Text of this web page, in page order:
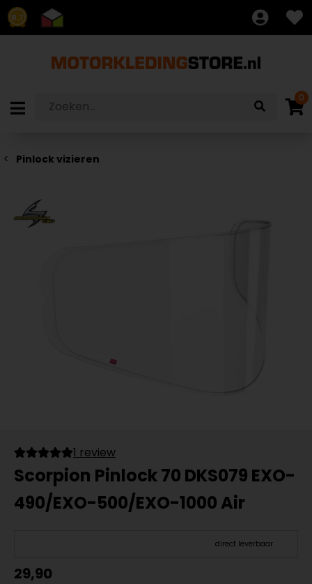
8.7
0
Pinlock vizieren
1 review
Scorpion Pinlock 70 DKS079 EXO-
490/EXO-500/EXO-1000 Air
direct leverbaar
29,90